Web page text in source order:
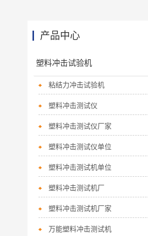
产品中心
塑料冲击试验机
粘结力冲击试验机
塑料冲击测试仪
塑料冲击测试仪厂家
塑料冲击测试仪单位
塑料冲击测试机单位
塑料冲击测试机厂
塑料冲击测试机厂家
万能塑料冲击测试机